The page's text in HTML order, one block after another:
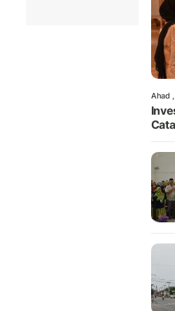
Ahad